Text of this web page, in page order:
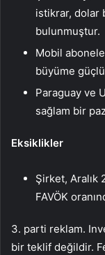
istikrar, dolar
bulunmuştur.
Mobil
büyüme
Paraguay ve
sağlam bir
Eksiklikler
Şirket,
FAVÖK
3. parti reklam.
bir teklif değildir.